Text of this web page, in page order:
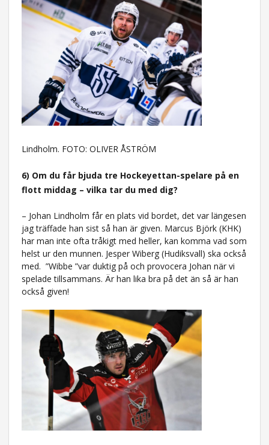
Lindholm. FOTO: OLIVER ÅSTRÖM
6) Om du får bjuda tre Hockeyettan-spelare på en
flott middag – vilka tar du med dig?
– Johan Lindholm får en plats vid bordet, det var längesen
jag träffade han sist så han är given. Marcus Björk (KHK)
har man inte ofta tråkigt med heller, kan komma vad som
helst ur den munnen. Jesper Wiberg (Hudiksvall) ska också
med. ”Wibbe ”var duktig på och provocera Johan när vi
spelade tillsammans. Är han lika bra på det än så är han
också given!